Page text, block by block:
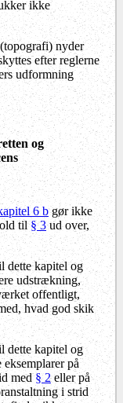
ikke
nyder
efter reglerne
udformning
og
6 bgør ikke
til§ 3ud over,
dette kapitel og
udstrækning,
offentligt,
hvad god skik
dette kapitel og
på
med§ 2eller på
i strid